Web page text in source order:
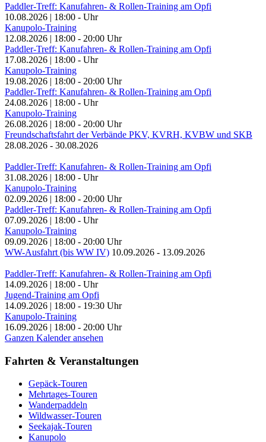
Paddler-Treff: Kanufahren- & Rollen-Training am Opfi
10.08.2026 | 18:00 - Uhr
Kanupolo-Training
12.08.2026 | 18:00 - 20:00 Uhr
Paddler-Treff: Kanufahren- & Rollen-Training am Opfi
17.08.2026 | 18:00 - Uhr
Kanupolo-Training
19.08.2026 | 18:00 - 20:00 Uhr
Paddler-Treff: Kanufahren- & Rollen-Training am Opfi
24.08.2026 | 18:00 - Uhr
Kanupolo-Training
26.08.2026 | 18:00 - 20:00 Uhr
Freundschaftsfahrt der Verbände PKV, KVRH, KVBW und SKB
28.08.2026 - 30.08.2026
Paddler-Treff: Kanufahren- & Rollen-Training am Opfi
31.08.2026 | 18:00 - Uhr
Kanupolo-Training
02.09.2026 | 18:00 - 20:00 Uhr
Paddler-Treff: Kanufahren- & Rollen-Training am Opfi
07.09.2026 | 18:00 - Uhr
Kanupolo-Training
09.09.2026 | 18:00 - 20:00 Uhr
WW-Ausfahrt (bis WW IV) 10.09.2026 - 13.09.2026
Paddler-Treff: Kanufahren- & Rollen-Training am Opfi
14.09.2026 | 18:00 - Uhr
Jugend-Training am Opfi
14.09.2026 | 18:00 - 19:30 Uhr
Kanupolo-Training
16.09.2026 | 18:00 - 20:00 Uhr
Ganzen Kalender ansehen
Fahrten & Veranstaltungen
Gepäck-Touren
Mehrtages-Touren
Wanderpaddeln
Wildwasser-Touren
Seekajak-Touren
Kanupolo